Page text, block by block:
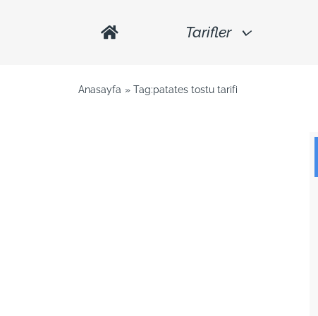
Tarifler
Anasayfa Tag:patates tostu tarifi